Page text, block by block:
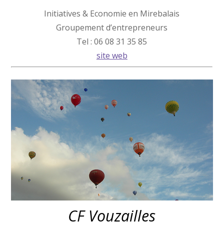
Initiatives & Economie en Mirebalais
Groupement d’entrepreneurs
Tel : 06 08 31 35 85
site web
CF Vouzailles